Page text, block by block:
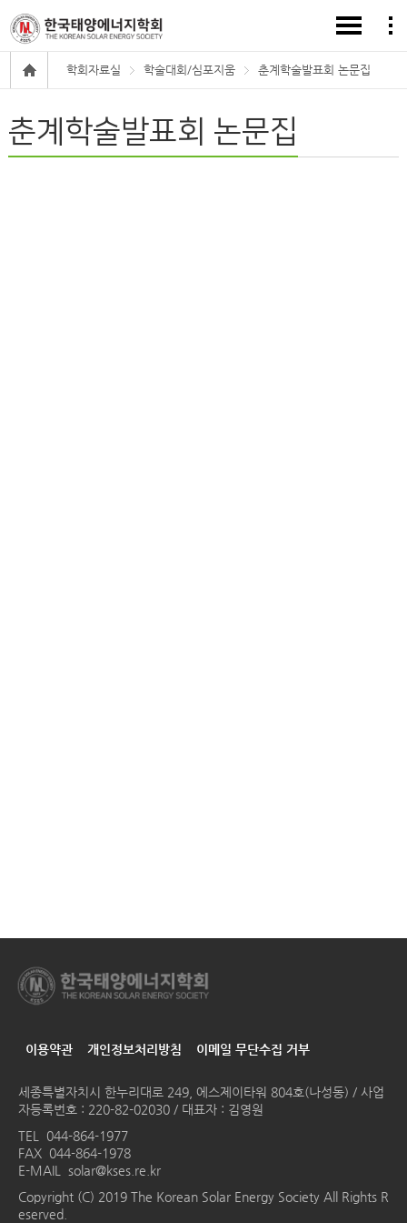
학회자료실 학술대회/심포지움 춘계학술발표회 논문집
춘계학술발표회 논문집
이용약관 개인정보처리방침 이메일 무단수집 거부
세종특별자치시 한누리대로 249, 에스제이타워 804호(나성동) / 사업
자등록번호 : 220-82-02030 / 대표자 : 김영원
TEL 044-864-1977
FAX 044-864-1978
E-MAIL solar@kses.re.kr
Copyright (C) 2019 The Korean Solar Energy Society All Rights R
eserved.